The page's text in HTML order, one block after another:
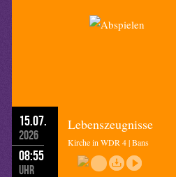
15.07.
2026
08:55
Uhr
Lebenszeugnisse
Kirche in WDR 4 | Bans